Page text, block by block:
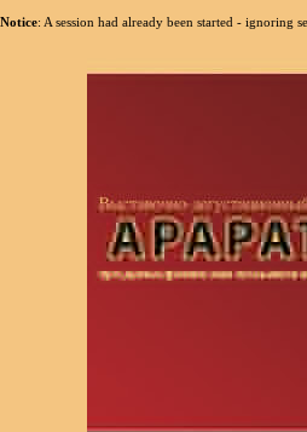
Notice: A session had already been started - ignoring